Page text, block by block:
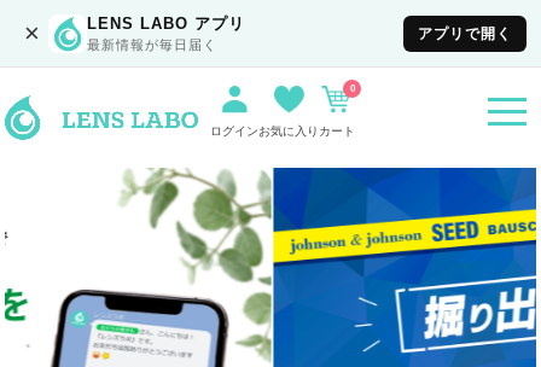
× LENS LABO アプリ
最新情報が毎日届く
アプリで開く
ログインお気に入り カート
0